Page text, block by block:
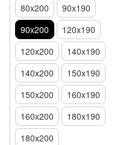
80x200
90x190
90x200
120x190
120х200
140x190
140х200
150х190
150x200
160x190
160x200
180x190
180х200